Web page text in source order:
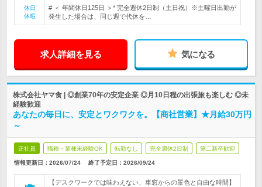
休日
休暇
# ＜ 年間休日125日 ＞* 完全週休2日制（土日祝）※土曜日出勤が
発生した場合は、同じ週で代休を…
求人詳細を見る 気になる
株式会社ヤマ食 | ◎創業70年の安定企業 ◎月10日程の出張旅も楽しむ ◎未
経験歓迎
あなたの毎日に、安定とワクワクを。【商社営業】★月給30万円
～
正社員 職種・業種未経験OK 転勤なし 完全週休2日制 第二新卒歓迎
情報更新日：2026/07/24 終了予定日： 2026/09/24
【デスクワークでは味わえない、車窓からの景色と自由な時間】